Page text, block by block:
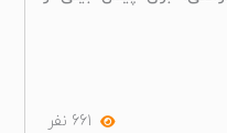
661 نفر